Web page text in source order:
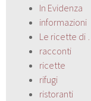
In Evidenza
informazioni
Le ricette di …
racconti
ricette
rifugi
ristoranti